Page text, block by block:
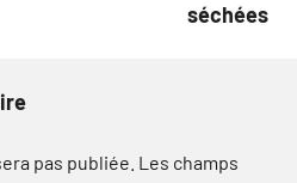
séchées
pas publiée. Les champs